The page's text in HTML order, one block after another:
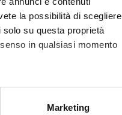
la possibilità di scegliere
su questa proprietà
in qualsiasi momento
metro,Marketing